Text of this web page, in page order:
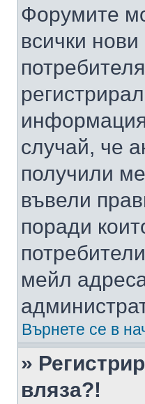
Форумите
всички
случай, че
получили
въвели
поради
мейл
Върнете се в
»
вляза?!